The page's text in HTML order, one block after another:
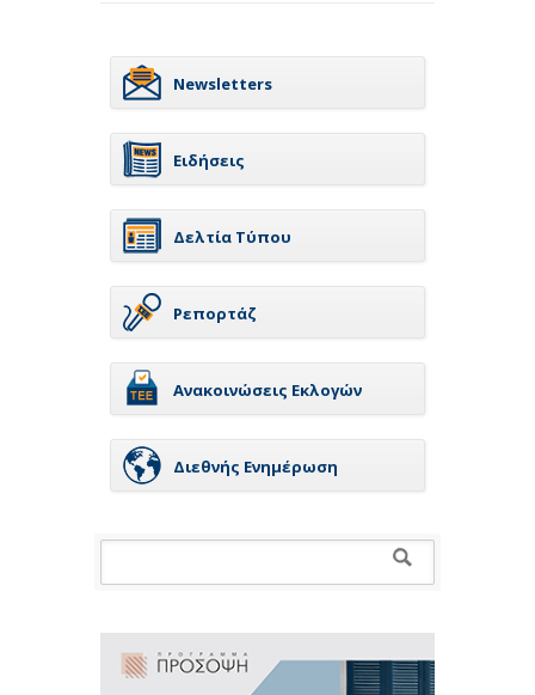
Newsletters
Ειδήσεις
Δελτία Τύπου
Ρεπορτάζ
Ανακοινώσεις Εκλογών
Διεθνής Ενημέρωση